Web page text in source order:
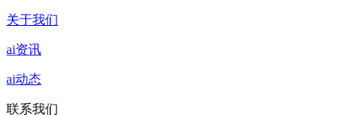
关于我们
ai资讯
ai动态
联系我们